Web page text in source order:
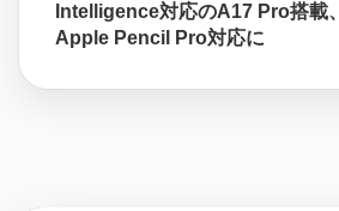
Intelligence対応のA17 Pro搭載、
Apple Pencil Pro対応に